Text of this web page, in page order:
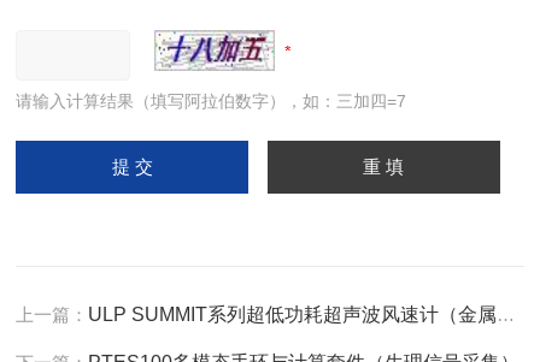
请输入计算结果（填写阿拉伯数字），如：三加四=7
上一篇： ULP SUMMIT系列超低功耗超声波风速计（金属外壳）